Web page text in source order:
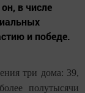
в числе
и победе.
три дома: 39,
полутысячи